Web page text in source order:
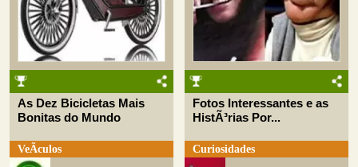
As Dez Bicicletas Mais
Bonitas do Mundo
VeÃ­culos
Fotos Interessantes e as
HistÃ³rias Por...
Curiosidades